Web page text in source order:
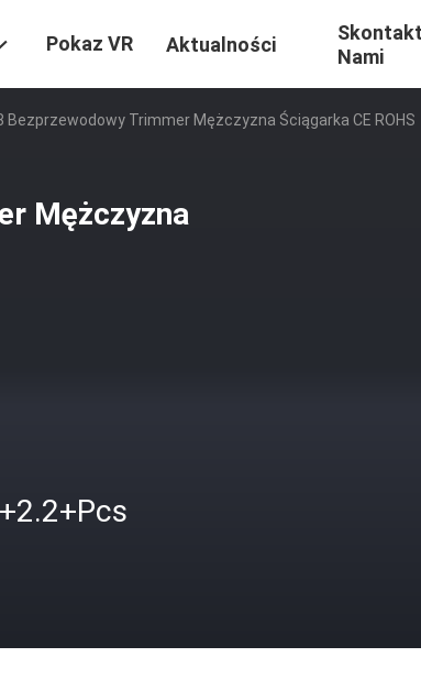
Pokaz VR Aktualności
Nami
Bezprzewodowy Trimmer Mężczyzna Ściągarka CE ROHS
Mężczyzna